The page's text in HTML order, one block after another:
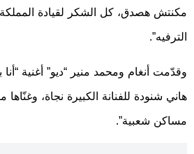
مكنتش هصدق، كل الشكر لقيادة المملكة
الترفيه”.
وقدّمت أنغام ومحمد منير “ديو” أغنية “أنا
هاني شنودة للفنانة الكبيرة نجاة، وغنّاها
مساكن شعبية”.